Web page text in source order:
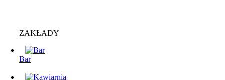
ZAKŁADY
Bar